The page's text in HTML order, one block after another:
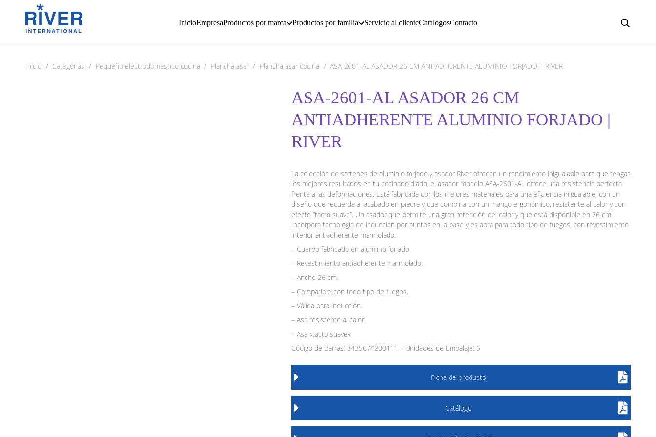
InicioEmpresaProductos por marca Productos por familia Servicio al clienteCatálogosContacto
Inicio / Categorias / Pequeño electrodomestico cocina / Plancha asar / Plancha asar cocina / ASA-2601-AL ASADOR 26 CM ANTIADHERENTE ALUMINIO FORJADO | RIVER
ASA-2601-AL ASADOR 26 CM
ANTIADHERENTE ALUMINIO FORJADO |
RIVER
La colección de sartenes de aluminio forjado y asador River ofrecen un rendimiento inigualable para que tengas
los mejores resultados en tu cocinado diario, el asador modelo ASA-2601-AL ofrece una resistencia perfecta
frente a las deformaciones. Está fabricada con los mejores materiales para una eficiencia inigualable, con un
diseño que recuerda al acabado en piedra y que combina con un mango ergonómico, resistente al calor y con
efecto “tacto suave”. Un asador que permite una gran retención del calor y que está disponible en 26 cm.
Incorpora tecnología de inducción por puntos en la base y es apta para todo tipo de fuegos, con revestimiento
interior antiadherente marmolado.
– Cuerpo fabricado en aluminio forjado.
– Revestimiento antiadherente marmolado.
– Ancho 26 cm.
– Compatible con todo tipo de fuegos.
– Válida para inducción.
– Asa resistente al calor.
– Asa «tacto suave».
Código de Barras: 8435674200111 – Unidades de Embalaje: 6
Ficha de producto
Catálogo